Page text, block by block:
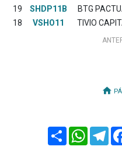
19 SHDP11B BTG
18
VSHO11 TIVIO
Share